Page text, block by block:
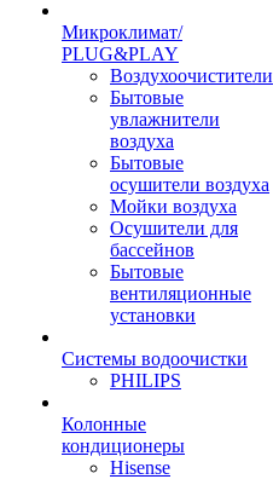
Микроклимат/
PLUG&PLAY
Воздухоочистители
Бытовые
увлажнители
воздуха
Бытовые
осушители воздуха
Мойки воздуха
Осушители для
бассейнов
Бытовые
вентиляционные
установки
Системы водоочистки
PHILIPS
Колонные
кондиционеры
Hisense